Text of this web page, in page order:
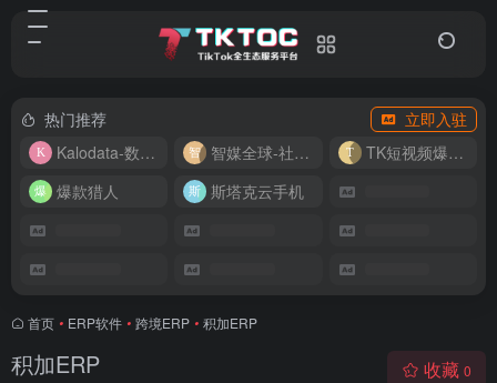
热门推荐
立即入驻
Kalodata-数据分析平台
智媒全球-社媒管理平台
TK短视频爆款复刻
爆款猎人
斯塔克云手机
首页 • ERP软件 • 跨境ERP • 积加ERP
积加ERP 收藏 0